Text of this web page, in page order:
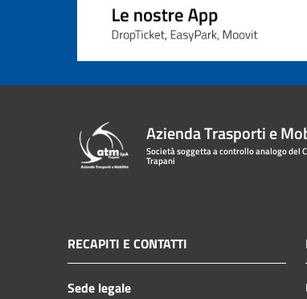
Azienda Trasporti e
Società soggetta a controllo analogo del
Trapani
RECAPITI E CONTATTI
Sede legale